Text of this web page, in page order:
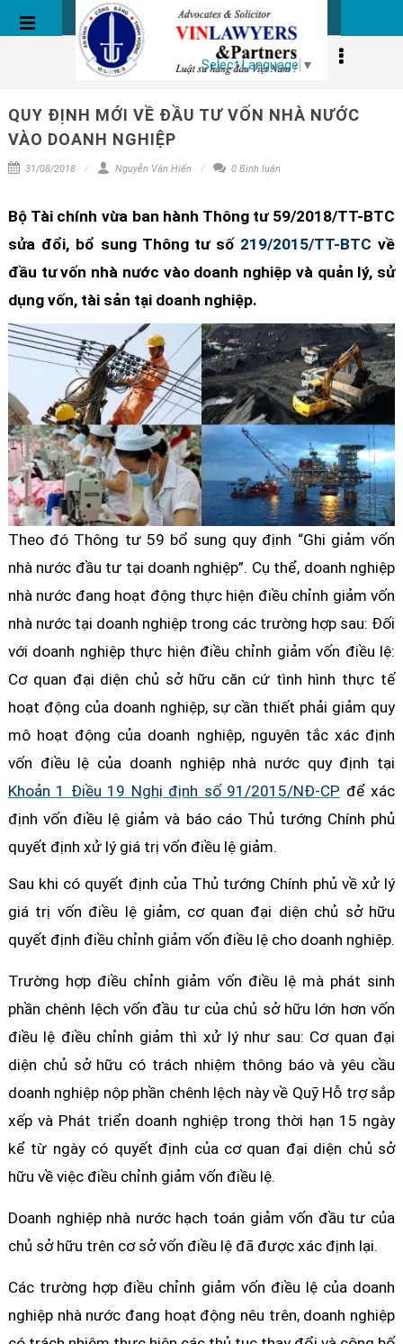
Select Language ▼
BÀI VIẾT
QUY ĐỊNH MỚI VỀ ĐẦU TƯ VỐN NHÀ NƯỚC
VÀO DOANH NGHIỆP
31/08/2018 Nguyễn Văn Hiến 0 Bình luận
Bộ Tài chính vừa ban hành Thông tư 59/2018/TT-BTC
sửa đổi, bổ sung Thông tư số 219/2015/TT-BTC về
đầu tư vốn nhà nước vào doanh nghiệp và quản lý, sử
dụng vốn, tài sản tại doanh nghiệp.
Theo đó Thông tư 59 bổ sung quy định “Ghi giảm vốn
nhà nước đầu tư tại doanh nghiệp”. Cụ thể, doanh nghiệp
nhà nước đang hoạt động thực hiện điều chỉnh giảm vốn
nhà nước tại doanh nghiệp trong các trường hợp sau: Đối
với doanh nghiệp thực hiện điều chỉnh giảm vốn điều lệ:
Cơ quan đại diện chủ sở hữu căn cứ tình hình thực tế
hoạt động của doanh nghiệp, sự cần thiết phải giảm quy
mô hoạt động của doanh nghiệp, nguyên tắc xác định
vốn điều lệ của doanh nghiệp nhà nước quy định tại
Khoản 1 Điều 19 Nghị định số 91/2015/NĐ-CP để xác
định vốn điều lệ giảm và báo cáo Thủ tướng Chính phủ
quyết định xử lý giá trị vốn điều lệ giảm.
Sau khi có quyết định của Thủ tướng Chính phủ về xử lý
giá trị vốn điều lệ giảm, cơ quan đại diện chủ sở hữu
quyết định điều chỉnh giảm vốn điều lệ cho doanh nghiệp.
Trường hợp điều chỉnh giảm vốn điều lệ mà phát sinh
phần chênh lệch vốn đầu tư của chủ sở hữu lớn hơn vốn
điều lệ điều chỉnh giảm thì xử lý như sau: Cơ quan đại
diện chủ sở hữu có trách nhiệm thông báo và yêu cầu
doanh nghiệp nộp phần chênh lệch này về Quỹ Hỗ trợ sắp
xếp và Phát triển doanh nghiệp trong thời hạn 15 ngày
kể từ ngày có quyết định của cơ quan đại diện chủ sở
hữu về việc điều chỉnh giảm vốn điều lệ.
Doanh nghiệp nhà nước hạch toán giảm vốn đầu tư của
chủ sở hữu trên cơ sở vốn điều lệ đã được xác định lại.
Các trường hợp điều chỉnh giảm vốn điều lệ của doanh
nghiệp nhà nước đang hoạt động nêu trên, doanh nghiệp